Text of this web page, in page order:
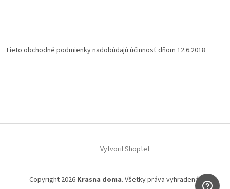
Tieto obchodné podmienky nadobúdajú účinnosť dňom 12.6.2018
Vytvoril Shoptet
Copyright 2026 Krasna doma. Všetky práva vyhradené.